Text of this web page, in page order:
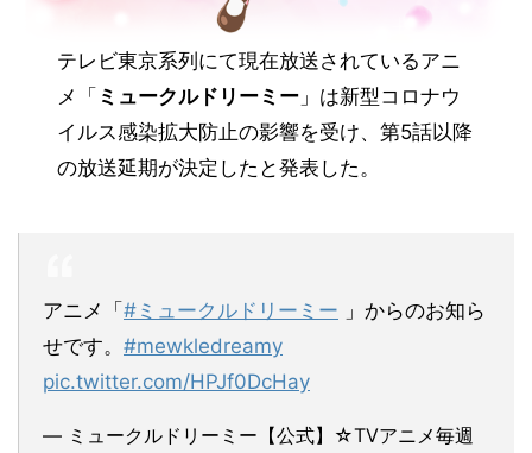
テレビ東京系列にて現在放送されているアニ
メ「 ミュークルドリーミー 」は新型コロナウ
イルス感染拡大防止の影響を受け、第5話以降
の放送延期が決定したと発表した。
アニメ「#ミュークルドリーミー 」からのお知ら
せです。 #mewkledreamy
pic.twitter.com/HPJf0DcHay
— ミュークルドリーミー【公式】☆TVアニメ毎週